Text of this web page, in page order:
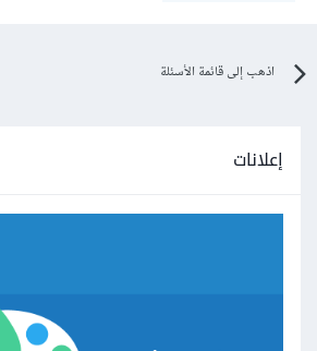
اذهب إلى قائمة الأسئلة
إعلانات